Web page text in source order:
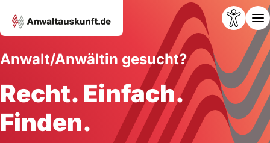
Anwalt/Anwältin gesucht?
Recht. Einfach.
Finden.